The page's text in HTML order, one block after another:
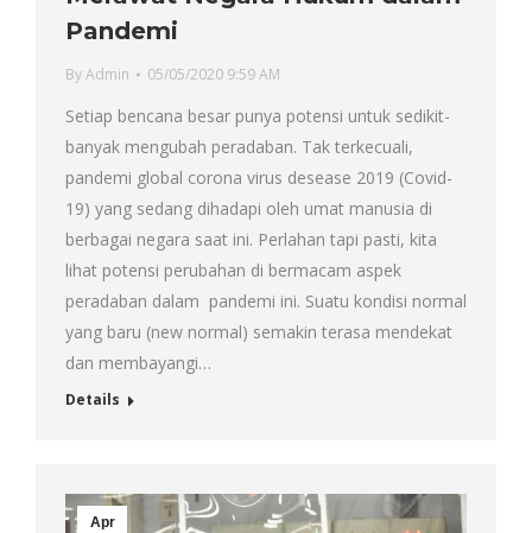
Pandemi
ByAdmin 05/05/2020 9:59 AM
Setiap bencana besar punya potensi untuk sedikit-
banyak mengubah peradaban. Tak terkecuali,
pandemi global corona virus desease 2019 (Covid-
19) yang sedang dihadapi oleh umat manusia di
berbagai negara saat ini. Perlahan tapi pasti, kita
lihat potensi perubahan di bermacam aspek
peradaban dalam pandemi ini. Suatu kondisi normal
yang baru (new normal) semakin terasa mendekat
dan membayangi…
Details
Apr